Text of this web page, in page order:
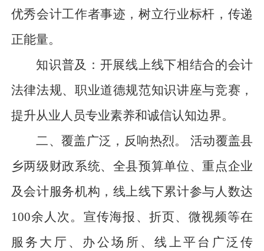
优秀会计工作者事迹，树立行业标杆，传递
正能量。
知识普及：开展线上线下相结合的会计
法律法规、职业道德规范知识讲座与竞赛，
提升从业人员专业素养和诚信认知边界。
二、覆盖广泛，反响热烈。
活动覆盖县
乡两级财政系统、全县预算单位、重点企业
及会计服务机构，线上线下累计参与人数达
100余人次。宣传海报、折页、微视频等在
服务大厅、办公场所、线上平台广泛传